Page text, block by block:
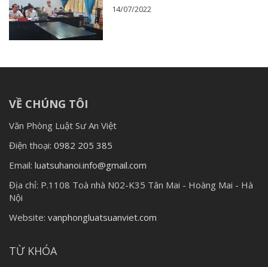
14/07/2022
VỀ CHÚNG TÔI
Văn Phòng Luật Sư An Việt
Điện thoại: 0982 205 385
Email: luatsuhanoi.info@gmail.com
Địa chỉ: P.1108 Toà nhà N02-K35 Tân Mai - Hoàng Mai - Hà
Nội
Website: vanphongluatsuanviet.com
TỪ KHÓA